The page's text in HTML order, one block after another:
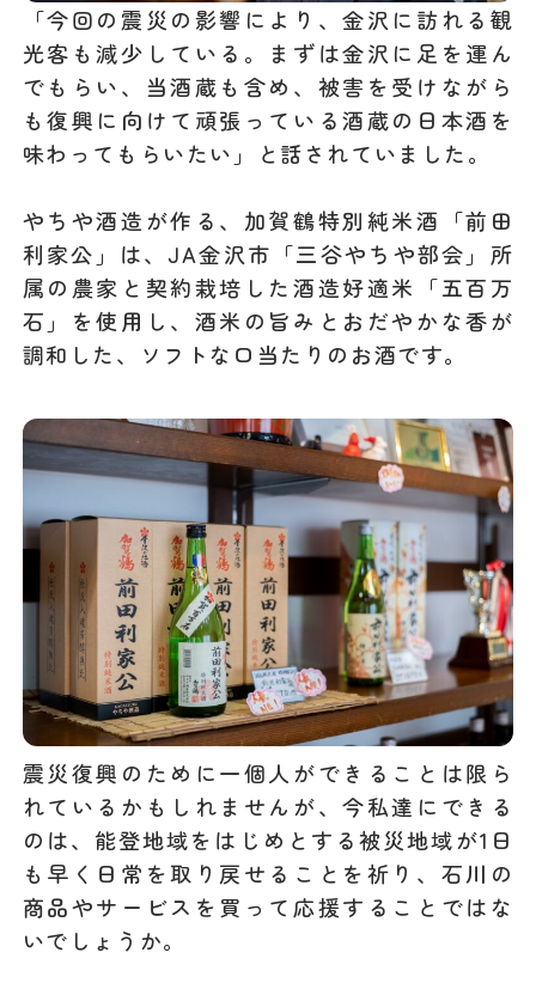
「今回の震災の影響により、金沢に訪れる観
光客も減少している。まずは金沢に足を運ん
でもらい、当酒蔵も含め、被害を受けながら
も復興に向けて頑張っている酒蔵の日本酒を
味わってもらいたい」と話されていました。
やちや酒造が作る、加賀鶴特別純米酒「前田
利家公」は、JA金沢市「三谷やちや部会」所
属の農家と契約栽培した酒造好適米「五百万
石」を使用し、酒米の旨みとおだやかな香が
調和した、ソフトな口当たりのお酒です。
震災復興のために一個人ができることは限ら
れているかもしれませんが、今私達にできる
のは、能登地域をはじめとする被災地域が1日
も早く日常を取り戻せることを祈り、石川の
商品やサービスを買って応援することではな
いでしょうか。